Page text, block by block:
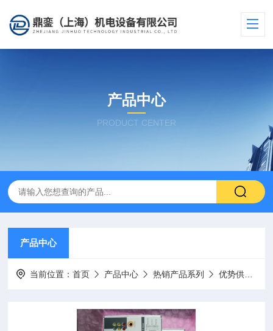
产品中心
PRODUCT CENTER
产品中心
当前位置：首页 产品中心 热销产品系列 优势供应